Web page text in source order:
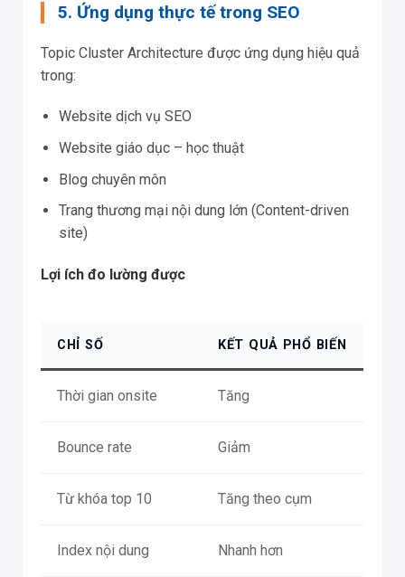
5. Ứng dụng thực tế trong SEO
Topic Cluster Architecture được ứng dụng hiệu quả
trong:
Website dịch vụ SEO
Website giáo dục – học thuật
Blog chuyên môn
Trang thương mại nội dung lớn (Content-driven
site)
Lợi ích đo lường được
CHỈ SỐ KẾT QUẢ PHỔ BIẾN
Thời gian onsite Tăng
Bounce rate Giảm
Từ khóa top 10 Tăng theo cụm
Index nội dung Nhanh hơn